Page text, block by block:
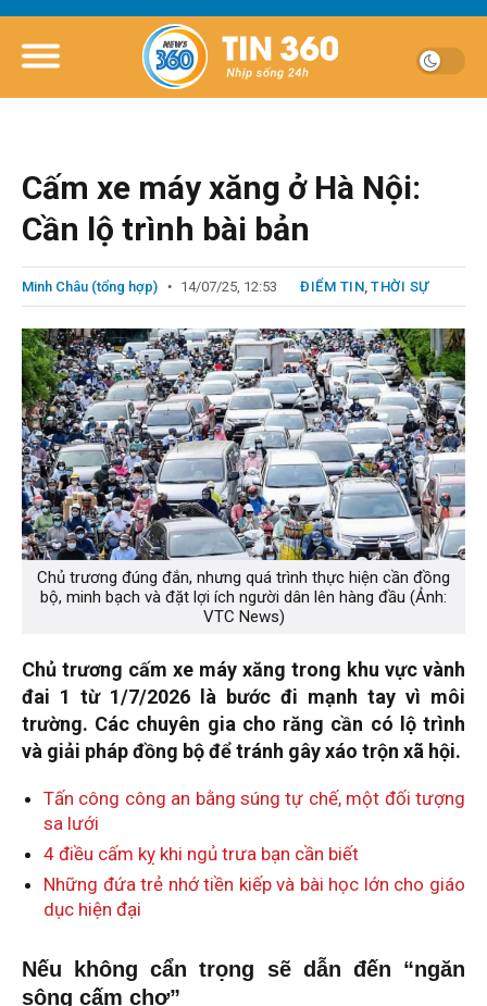
Cấm xe máy xăng ở Hà Nội:
Cần lộ trình bài bản
Minh Châu (tổng hợp) 14/07/25, 12:53 ĐIỂM TIN, THỜI SỰ
Chủ trương đúng đắn, nhưng quá trình thực hiện cần đồng
bộ, minh bạch và đặt lợi ích người dân lên hàng đầu (Ảnh:
VTC News)
Chủ trương cấm xe máy xăng trong khu vực vành
đai 1 từ 1/7/2026 là bước đi mạnh tay vì môi
trường. Các chuyên gia cho răng cần có lộ trình
và giải pháp đồng bộ để tránh gây xáo trộn xã hội.
Tấn công công an bằng súng tự chế, một đối tượng
sa lưới
4 điều cấm kỵ khi ngủ trưa bạn cần biết
Những đứa trẻ nhớ tiền kiếp và bài học lớn cho giáo
dục hiện đại
Nếu không cẩn trọng sẽ dẫn đến “ngăn
sông cấm chợ”